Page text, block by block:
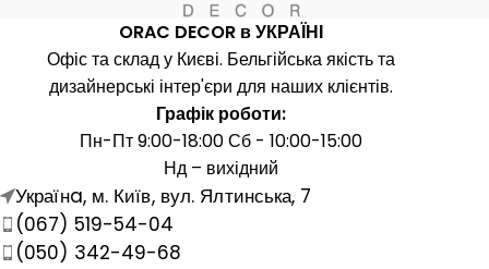
ORAC DECOR в УКРАЇНІ
Офіс та склад у Києві. Бельгійська якість та
дизайнерські інтер'єри для наших клієнтів.
Графік роботи:
Пн-Пт 9:00-18:00 Сб - 10:00-15:00
Нд – вихідний
Українa, м. Київ, вул. Ялтинська, 7
(067) 519-54-04
(050) 342-49-68